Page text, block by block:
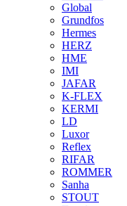
Global
Grundfos
Hermes
HERZ
HME
IMI
JAFAR
K-FLEX
KERMI
LD
Luxor
Reflex
RIFAR
ROMMER
Sanha
STOUT